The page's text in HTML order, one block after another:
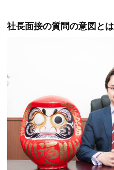
社長面接の質問の意図とは